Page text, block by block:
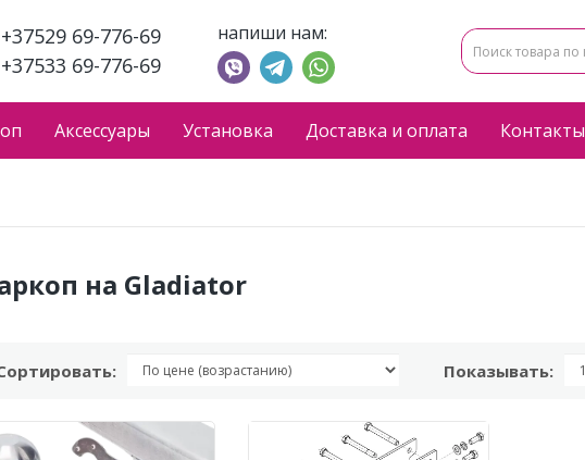
+37529 69-776-69
+37533 69-776-69
напиши нам:
Аксессуары Установка Доставка и оплата Контакты
на Gladiator
Показывать: